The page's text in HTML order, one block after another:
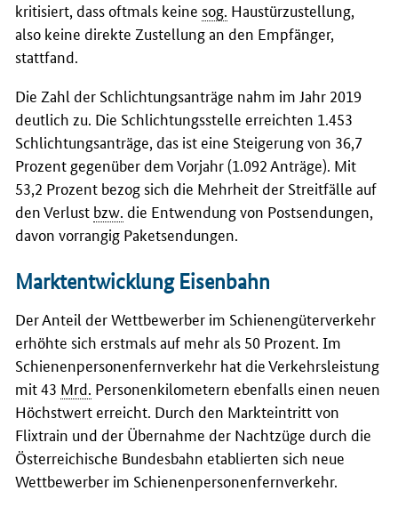
kritisiert, dass oftmals keine sog. Haustürzustellung,
also keine direkte Zustellung an den Empfänger,
stattfand.
Die Zahl der Schlichtungsanträge nahm im Jahr 2019
deutlich zu. Die Schlichtungsstelle erreichten 1.453
Schlichtungsanträge, das ist eine Steigerung von 36,7
Prozent gegenüber dem Vorjahr (1.092 Anträge). Mit
53,2 Prozent bezog sich die Mehrheit der Streitfälle auf
den Verlust bzw. die Entwendung von Postsendungen,
davon vorrangig Paketsendungen.
Marktentwicklung Eisenbahn
Der Anteil der Wettbewerber im Schienengüterverkehr
erhöhte sich erstmals auf mehr als 50 Prozent. Im
Schienenpersonenfernverkehr hat die Verkehrsleistung
mit 43 Mrd. Personenkilometern ebenfalls einen neuen
Höchstwert erreicht. Durch den Markteintritt von
Flixtrain und der Übernahme der Nachtzüge durch die
Österreichische Bundesbahn etablierten sich neue
Wettbewerber im Schienenpersonenfernverkehr.